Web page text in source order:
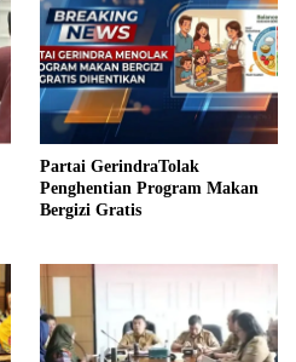
Partai GerindraTolak
Penghentian Program Makan
Bergizi Gratis